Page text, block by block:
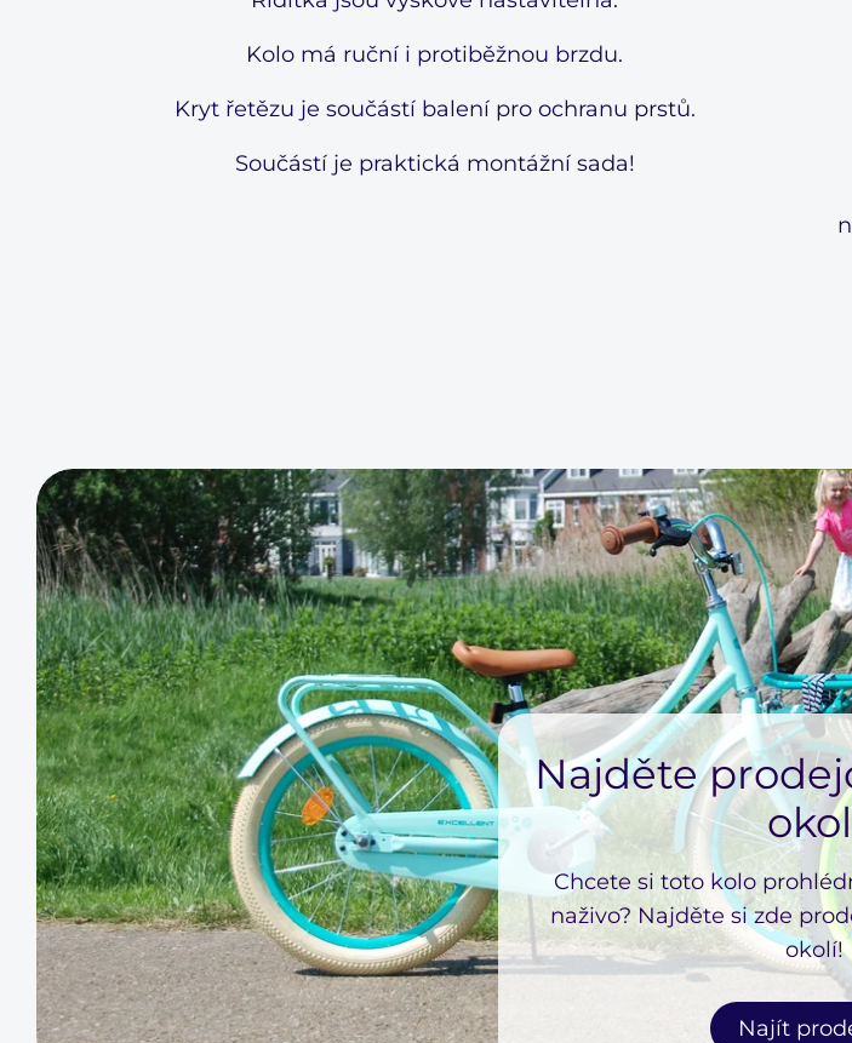
Kolo má ruční i protiběžnou brzdu.
Kryt řetězu je součástí balení pro ochranu prstů.
Součástí je praktická montážní sada!
Najděte
Chcete si toto kolo
naživo? Najděte si zde
okolí!
Najít
Dutch
Currency
Euro
SHOP